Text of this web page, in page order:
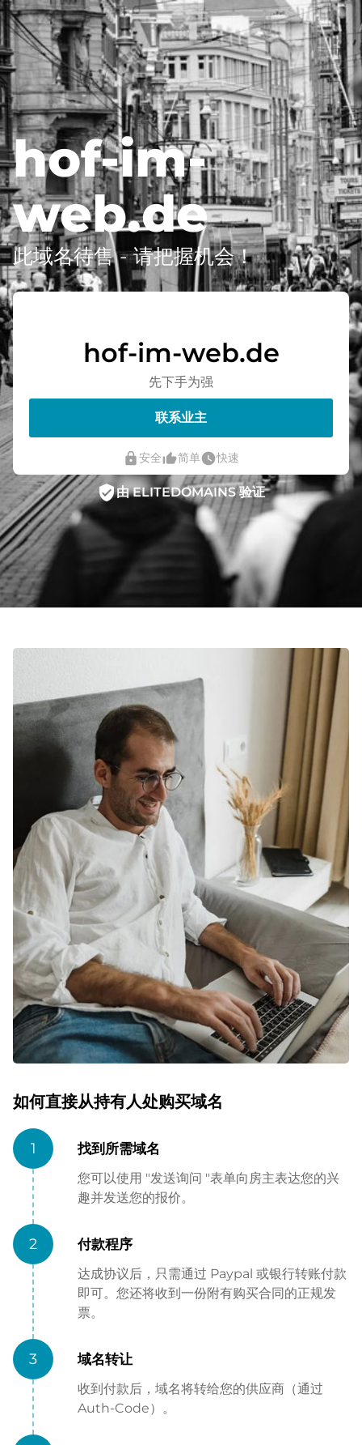
hof-im-
web.de
此域名待售 - 请把握机会！
hof-im-web.de
先下手为强
联系业主
lock安全thumb_up_alt简单watch_later快速
verified_user由 ELITEDOMAINS 验证
如何直接从持有人处购买域名
1 找到所需域名
您可以使用 "发送询问 "表单向房主表达您的兴
趣并发送您的报价。
2 付款程序
达成协议后，只需通过 Paypal 或银行转账付款
即可。您还将收到一份附有购买合同的正规发
票。
3 域名转让
收到付款后，域名将转给您的供应商（通过
Auth-Code）。